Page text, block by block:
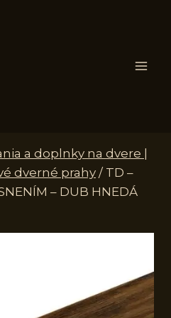
a doplnky na dvere |
dverné prahy / TD –
– DUB HNEDÁ